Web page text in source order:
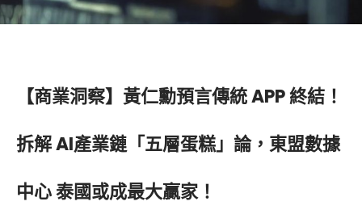
【商業洞察】黃仁勳預言傳統 APP 終結！
拆解 AI產業鏈「五層蛋糕」論，東盟數據
中心 泰國或成最大贏家！